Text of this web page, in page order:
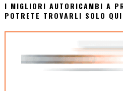
I MIGLIORI AUTORICAMBI A
POTRETE TROVARLI SOLO QUI